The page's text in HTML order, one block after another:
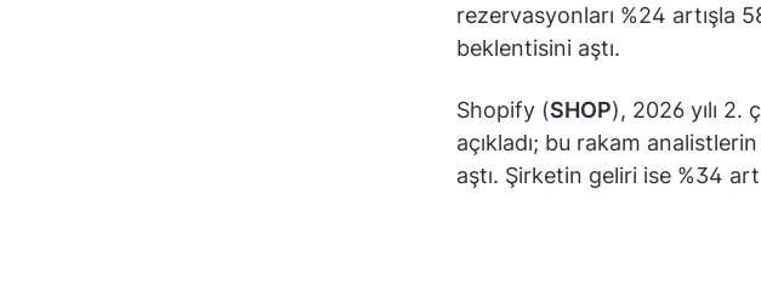
rezervasyonları %24 artışla
beklentisini aştı.
Shopify (SHOP), 2026 yılı 2.
açıkladı; bu rakam
aştı. Şirketin geliri ise %34